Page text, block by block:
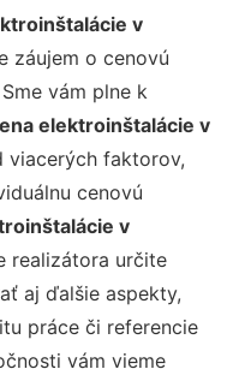
v
záujem o cenovú
vám plne k
elektroinštalácie v
viacerých faktorov,
cenovú
v
realizátora určite
aj ďalšie aspekty,
práce či referencie
vám vieme